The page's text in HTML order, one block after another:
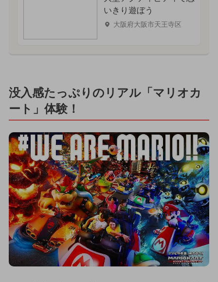
いきり遊ぼう
大阪府大阪市天王寺区
没入感たっぷりのリアル「マリオカ
ート」体験！